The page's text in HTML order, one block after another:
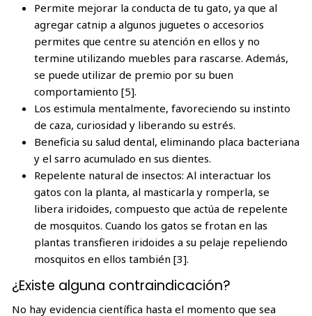
Permite mejorar la conducta de tu gato, ya que al
agregar catnip a algunos juguetes o accesorios
permites que centre su atención en ellos y no
termine utilizando muebles para rascarse. Además,
se puede utilizar de premio por su buen
comportamiento [5].
Los estimula mentalmente, favoreciendo su instinto
de caza, curiosidad y liberando su estrés.
Beneficia su salud dental, eliminando placa bacteriana
y el sarro acumulado en sus dientes.
Repelente natural de insectos: Al interactuar los
gatos con la planta, al masticarla y romperla, se
libera iridoides, compuesto que actúa de repelente
de mosquitos. Cuando los gatos se frotan en las
plantas transfieren iridoides a su pelaje repeliendo
mosquitos en ellos también [3].
¿Existe alguna contraindicación?
No hay evidencia científica hasta el momento que sea